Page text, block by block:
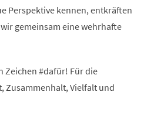
Perspektive kennen, entkräften
gemeinsam eine wehrhafte
Zeichen #dafür! Für die
Zusammenhalt, Vielfalt und